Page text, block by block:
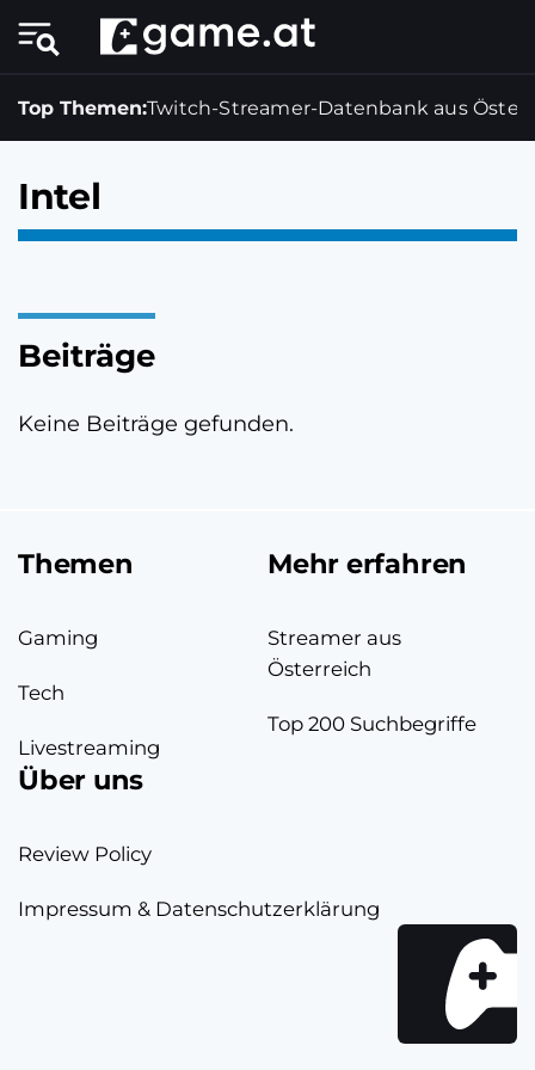
Top Themen:Twitch-Streamer-Datenbank aus
Intel
Beiträge
Keine Beiträge gefunden.
Themen
Gaming
Tech
Livestreaming
Mehr erfahren
Streamer aus
Österreich
Top 200 Suchbegriffe
Über uns
Review Policy
Impressum & Datenschutzerklärung